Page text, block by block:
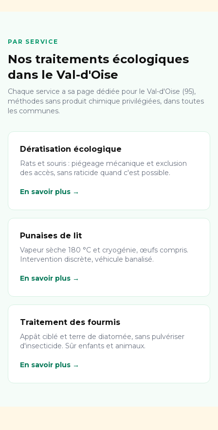
PAR SERVICE
Nos traitements écologiques
dans le Val-d'Oise
Chaque service a sa page dédiée pour le Val-d'Oise (95),
méthodes sans produit chimique privilégiées, dans toutes
les communes.
Dératisation écologique
Rats et souris : piégeage mécanique et exclusion
des accès, sans raticide quand c'est possible.
En savoir plus →
Punaises de lit
Vapeur sèche 180 °C et cryogénie, œufs compris.
Intervention discrète, véhicule banalisé.
En savoir plus →
Traitement des fourmis
Appât ciblé et terre de diatomée, sans pulvériser
d'insecticide. Sûr enfants et animaux.
En savoir plus →